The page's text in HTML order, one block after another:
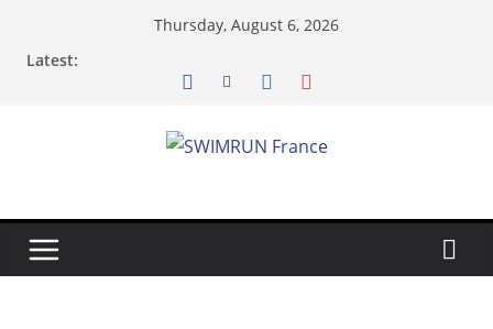
Thursday, August 6, 2026
Latest: